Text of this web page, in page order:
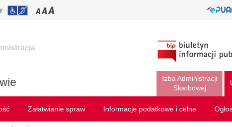
Izba Administracji
Skarbowej
Załatwianie spraw Informacje podatkowe i celne